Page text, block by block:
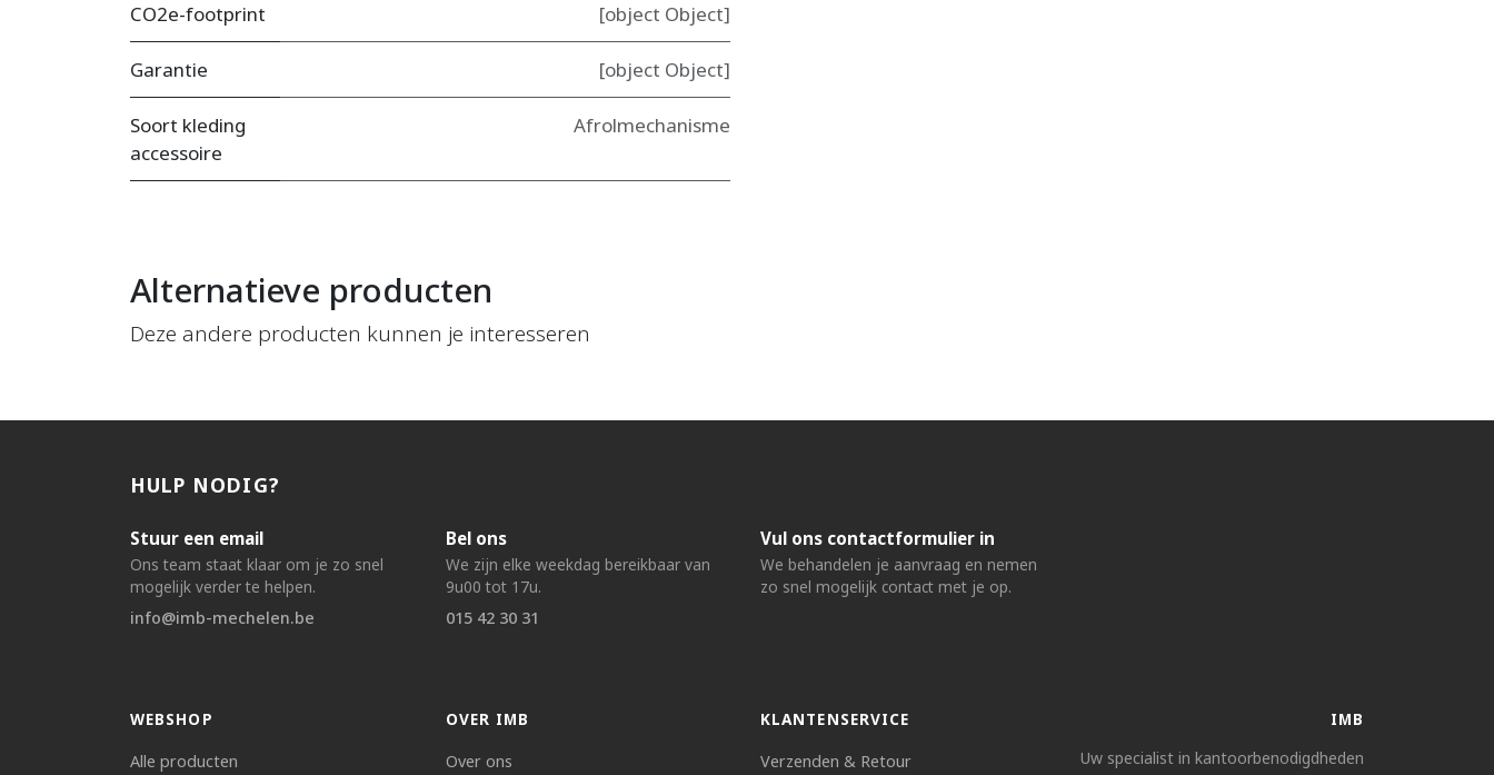
CO2e-footprint [object Object]
Garantie [object Object]
Soort kleding
accessoire
Afrolmechanisme
Alternatieve producten
Deze andere producten kunnen je interesseren
HULP NODIG?
Stuur een email
Ons team staat klaar om je zo snel
mogelijk verder te helpen.
info@imb-mechelen.be
Bel ons
We zijn elke weekdag bereikbaar van
9u00 tot 17u.
015 42 30 31
Vul ons contactformulier in
We behandelen je aanvraag en nemen
zo snel mogelijk contact met je op.
WEBSHOP
Alle producten
OVER IMB
Over ons
KLANTENSERVICE
Verzenden & Retour
IMB
Uw specialist in kantoorbenodigdheden